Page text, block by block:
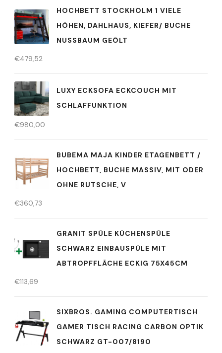
HOCHBETT STOCKHOLM 1 VIELE
HÖHEN, DAHLHAUS, KIEFER/ BUCHE
NUSSBAUM GEÖLT
€479,52
LUXY ECKSOFA ECKCOUCH MIT
SCHLAFFUNKTION
€980,00
BUBEMA MAJA KINDER ETAGENBETT /
HOCHBETT, BUCHE MASSIV, MIT ODER
OHNE RUTSCHE, V
€360,73
GRANIT SPÜLE KÜCHENSPÜLE
SCHWARZ EINBAUSPÜLE MIT
ABTROPFFLÄCHE ECKIG 75X45CM
€113,69
SIXBROS. GAMING COMPUTERTISCH
GAMER TISCH RACING CARBON OPTIK
SCHWARZ GT-007/8190